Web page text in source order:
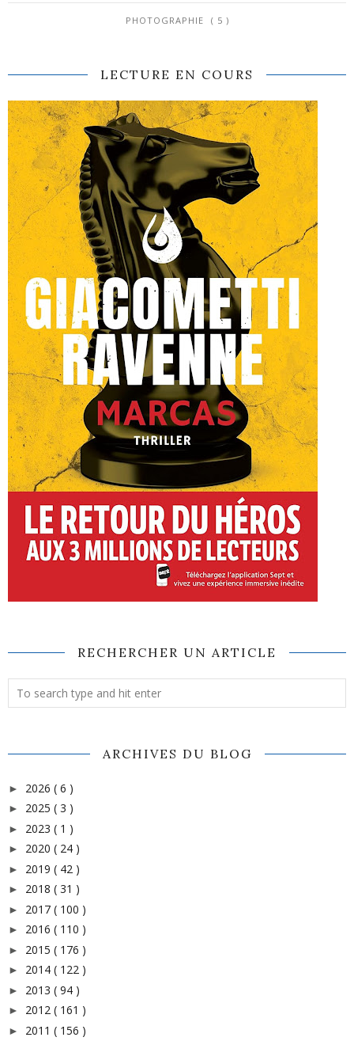
PHOTOGRAPHIE ( 5 )
LECTURE EN COURS
RECHERCHER UN ARTICLE
ARCHIVES DU BLOG
► 2026 ( 6 )
► 2025 ( 3 )
► 2023 ( 1 )
► 2020 ( 24 )
► 2019 ( 42 )
► 2018 ( 31 )
► 2017 ( 100 )
► 2016 ( 110 )
► 2015 ( 176 )
► 2014 ( 122 )
► 2013 ( 94 )
► 2012 ( 161 )
► 2011 ( 156 )